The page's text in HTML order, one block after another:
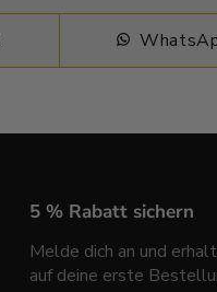
5 % Rabatt sichern
Melde dich an und
auf deine erste